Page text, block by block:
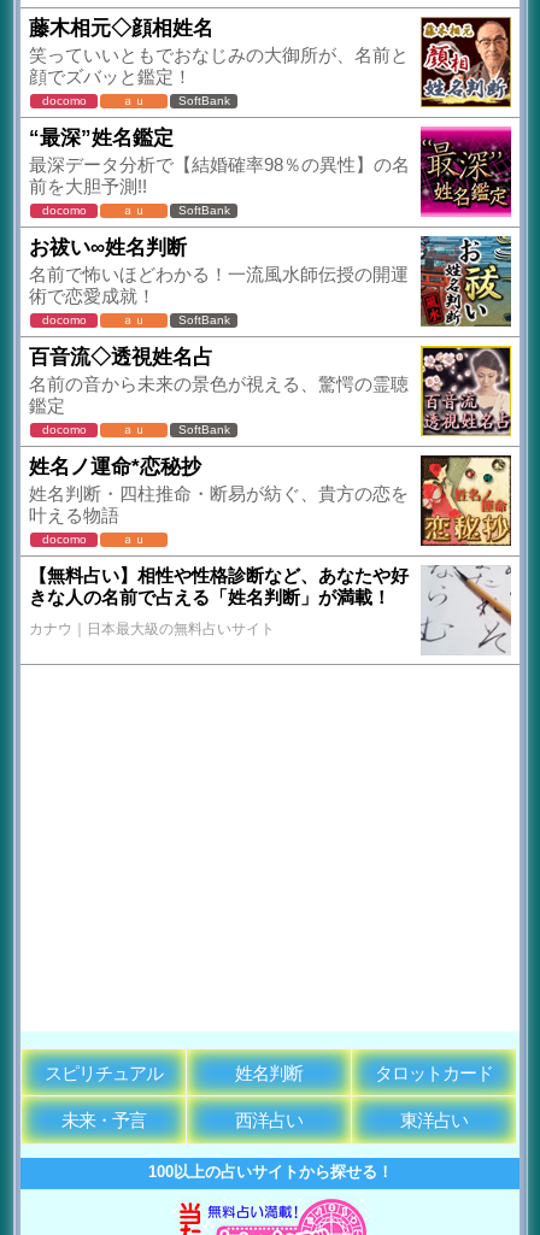
藤木相元◇顔相姓名
笑っていいともでおなじみの大御所が、名前と
顔でズバッと鑑定！
docomo ａｕ SoftBank
“最深”姓名鑑定
最深データ分析で【結婚確率98％の異性】の名
前を大胆予測!!
docomo ａｕ SoftBank
お祓い∞姓名判断
名前で怖いほどわかる！一流風水師伝授の開運
術で恋愛成就！
docomo ａｕ SoftBank
百音流◇透視姓名占
名前の音から未来の景色が視える、驚愕の霊聴
鑑定
docomo ａｕ SoftBank
姓名ノ運命*恋秘抄
姓名判断・四柱推命・断易が紡ぐ、貴方の恋を
叶える物語
docomo ａｕ
【無料占い】相性や性格診断など、あなたや好
きな人の名前で占える「姓名判断」が満載！
カナウ｜日本最大級の無料占いサイト
スピリチュアル 姓名判断 タロットカード
未来・予言 西洋占い 東洋占い
100以上の占いサイトから探せる！